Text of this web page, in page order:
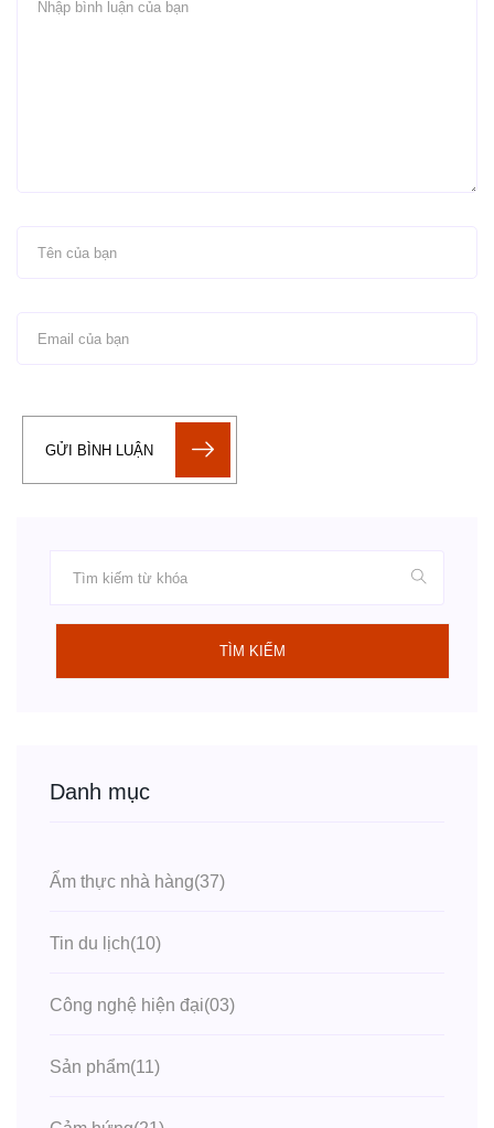
GỬI BÌNH LUẬN
TÌM KIẾM
Danh mục
Ẩm thực nhà hàng(37)
Tin du lịch(10)
Công nghệ hiện đại(03)
Sản phẩm(11)